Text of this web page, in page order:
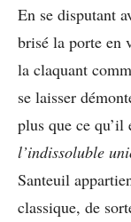
En se disputant
brisé la porte en
la claquant
se laisser
plus que ce
l’indissoluble
Santeuil
classique, de